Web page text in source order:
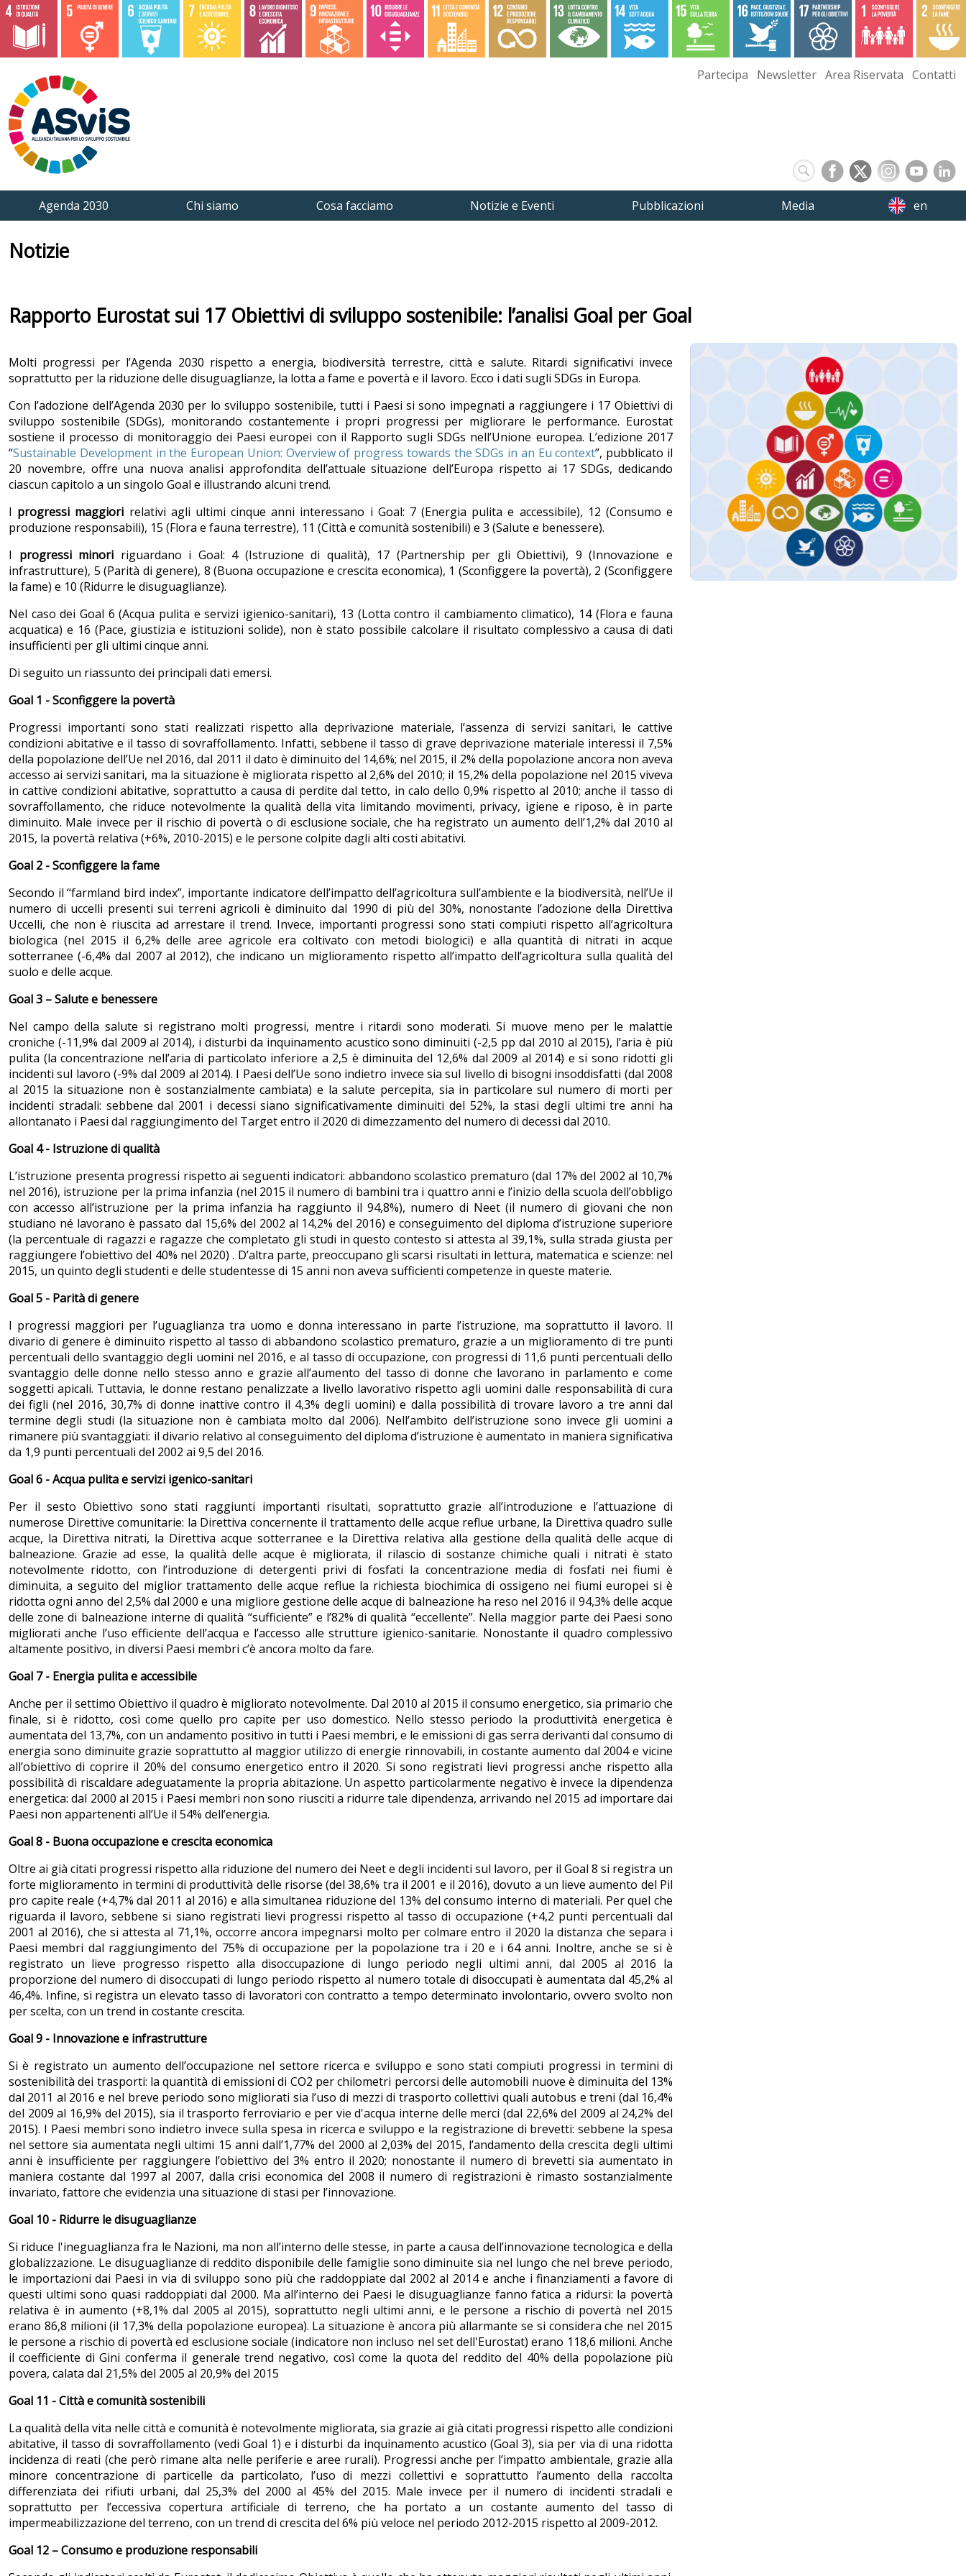
Partecipa Newsletter Area Riservata Contatti
Agenda 2030 Chi siamo Cosa facciamo Notizie e Eventi Pubblicazioni Media en
Notizie
Rapporto Eurostat sui 17 Obiettivi di sviluppo sostenibile: l’analisi Goal per Goal
Molti progressi per l’Agenda 2030 rispetto a energia, biodiversità terrestre, città e salute. Ritardi significativi invece
soprattutto per la riduzione delle disuguaglianze, la lotta a fame e povertà e il lavoro. Ecco i dati sugli SDGs in Europa.
Con l’adozione dell’Agenda 2030 per lo sviluppo sostenibile, tutti i Paesi si sono impegnati a raggiungere i 17 Obiettivi di
sviluppo sostenibile (SDGs), monitorando costantemente i propri progressi per migliorare le performance. Eurostat
sostiene il processo di monitoraggio dei Paesi europei con il Rapporto sugli SDGs nell’Unione europea. L’edizione 2017
“Sustainable Development in the European Union: Overview of progress towards the SDGs in an Eu context”, pubblicato il
20 novembre, offre una nuova analisi approfondita dell’attuale situazione dell’Europa rispetto ai 17 SDGs, dedicando
ciascun capitolo a un singolo Goal e illustrando alcuni trend.
I progressi maggiori relativi agli ultimi cinque anni interessano i Goal: 7 (Energia pulita e accessibile), 12 (Consumo e
produzione responsabili), 15 (Flora e fauna terrestre), 11 (Città e comunità sostenibili) e 3 (Salute e benessere).
I progressi minori riguardano i Goal: 4 (Istruzione di qualità), 17 (Partnership per gli Obiettivi), 9 (Innovazione e
infrastrutture), 5 (Parità di genere), 8 (Buona occupazione e crescita economica), 1 (Sconfiggere la povertà), 2 (Sconfiggere
la fame) e 10 (Ridurre le disuguaglianze).
Nel caso dei Goal 6 (Acqua pulita e servizi igienico-sanitari), 13 (Lotta contro il cambiamento climatico), 14 (Flora e fauna
acquatica) e 16 (Pace, giustizia e istituzioni solide), non è stato possibile calcolare il risultato complessivo a causa di dati
insufficienti per gli ultimi cinque anni.
Di seguito un riassunto dei principali dati emersi.
Goal 1 - Sconfiggere la povertà
Progressi importanti sono stati realizzati rispetto alla deprivazione materiale, l’assenza di servizi sanitari, le cattive
condizioni abitative e il tasso di sovraffollamento. Infatti, sebbene il tasso di grave deprivazione materiale interessi il 7,5%
della popolazione dell’Ue nel 2016, dal 2011 il dato è diminuito del 14,6%; nel 2015, il 2% della popolazione ancora non aveva
accesso ai servizi sanitari, ma la situazione è migliorata rispetto al 2,6% del 2010; il 15,2% della popolazione nel 2015 viveva
in cattive condizioni abitative, soprattutto a causa di perdite dal tetto, in calo dello 0,9% rispetto al 2010; anche il tasso di
sovraffollamento, che riduce notevolmente la qualità della vita limitando movimenti, privacy, igiene e riposo, è in parte
diminuito. Male invece per il rischio di povertà o di esclusione sociale, che ha registrato un aumento dell’1,2% dal 2010 al
2015, la povertà relativa (+6%, 2010-2015) e le persone colpite dagli alti costi abitativi.
Goal 2 - Sconfiggere la fame
Secondo il “farmland bird index”, importante indicatore dell’impatto dell’agricoltura sull’ambiente e la biodiversità, nell’Ue il
numero di uccelli presenti sui terreni agricoli è diminuito dal 1990 di più del 30%, nonostante l’adozione della Direttiva
Uccelli, che non è riuscita ad arrestare il trend. Invece, importanti progressi sono stati compiuti rispetto all’agricoltura
biologica (nel 2015 il 6,2% delle aree agricole era coltivato con metodi biologici) e alla quantità di nitrati in acque
sotterranee (-6,4% dal 2007 al 2012), che indicano un miglioramento rispetto all’impatto dell’agricoltura sulla qualità del
suolo e delle acque.
Goal 3 – Salute e benessere
Nel campo della salute si registrano molti progressi, mentre i ritardi sono moderati. Si muove meno per le malattie
croniche (-11,9% dal 2009 al 2014), i disturbi da inquinamento acustico sono diminuiti (-2,5 pp dal 2010 al 2015), l’aria è più
pulita (la concentrazione nell’aria di particolato inferiore a 2,5 è diminuita del 12,6% dal 2009 al 2014) e si sono ridotti gli
incidenti sul lavoro (-9% dal 2009 al 2014). I Paesi dell’Ue sono indietro invece sia sul livello di bisogni insoddisfatti (dal 2008
al 2015 la situazione non è sostanzialmente cambiata) e la salute percepita, sia in particolare sul numero di morti per
incidenti stradali: sebbene dal 2001 i decessi siano significativamente diminuiti del 52%, la stasi degli ultimi tre anni ha
allontanato i Paesi dal raggiungimento del Target entro il 2020 di dimezzamento del numero di decessi dal 2010.
Goal 4 - Istruzione di qualità
L’istruzione presenta progressi rispetto ai seguenti indicatori: abbandono scolastico prematuro (dal 17% del 2002 al 10,7%
nel 2016), istruzione per la prima infanzia (nel 2015 il numero di bambini tra i quattro anni e l’inizio della scuola dell’obbligo
con accesso all’istruzione per la prima infanzia ha raggiunto il 94,8%), numero di Neet (il numero di giovani che non
studiano né lavorano è passato dal 15,6% del 2002 al 14,2% del 2016) e conseguimento del diploma d’istruzione superiore
(la percentuale di ragazzi e ragazze che completato gli studi in questo contesto si attesta al 39,1%, sulla strada giusta per
raggiungere l’obiettivo del 40% nel 2020) . D’altra parte, preoccupano gli scarsi risultati in lettura, matematica e scienze: nel
2015, un quinto degli studenti e delle studentesse di 15 anni non aveva sufficienti competenze in queste materie.
Goal 5 - Parità di genere
I progressi maggiori per l’uguaglianza tra uomo e donna interessano in parte l’istruzione, ma soprattutto il lavoro. Il
divario di genere è diminuito rispetto al tasso di abbandono scolastico prematuro, grazie a un miglioramento di tre punti
percentuali dello svantaggio degli uomini nel 2016, e al tasso di occupazione, con progressi di 11,6 punti percentuali dello
svantaggio delle donne nello stesso anno e grazie all’aumento del tasso di donne che lavorano in parlamento e come
soggetti apicali. Tuttavia, le donne restano penalizzate a livello lavorativo rispetto agli uomini dalle responsabilità di cura
dei figli (nel 2016, 30,7% di donne inattive contro il 4,3% degli uomini) e dalla possibilità di trovare lavoro a tre anni dal
termine degli studi (la situazione non è cambiata molto dal 2006). Nell’ambito dell’istruzione sono invece gli uomini a
rimanere più svantaggiati: il divario relativo al conseguimento del diploma d’istruzione è aumentato in maniera significativa
da 1,9 punti percentuali del 2002 ai 9,5 del 2016.
Goal 6 - Acqua pulita e servizi igenico-sanitari
Per il sesto Obiettivo sono stati raggiunti importanti risultati, soprattutto grazie all’introduzione e l’attuazione di
numerose Direttive comunitarie: la Direttiva concernente il trattamento delle acque reflue urbane, la Direttiva quadro sulle
acque, la Direttiva nitrati, la Direttiva acque sotterranee e la Direttiva relativa alla gestione della qualità delle acque di
balneazione. Grazie ad esse, la qualità delle acque è migliorata, il rilascio di sostanze chimiche quali i nitrati è stato
notevolmente ridotto, con l’introduzione di detergenti privi di fosfati la concentrazione media di fosfati nei fiumi è
diminuita, a seguito del miglior trattamento delle acque reflue la richiesta biochimica di ossigeno nei fiumi europei si è
ridotta ogni anno del 2,5% dal 2000 e una migliore gestione delle acque di balneazione ha reso nel 2016 il 94,3% delle acque
delle zone di balneazione interne di qualità “sufficiente” e l’82% di qualità “eccellente”. Nella maggior parte dei Paesi sono
migliorati anche l’uso efficiente dell’acqua e l’accesso alle strutture igienico-sanitarie. Nonostante il quadro complessivo
altamente positivo, in diversi Paesi membri c’è ancora molto da fare.
Goal 7 - Energia pulita e accessibile
Anche per il settimo Obiettivo il quadro è migliorato notevolmente. Dal 2010 al 2015 il consumo energetico, sia primario che
finale, si è ridotto, così come quello pro capite per uso domestico. Nello stesso periodo la produttività energetica è
aumentata del 13,7%, con un andamento positivo in tutti i Paesi membri, e le emissioni di gas serra derivanti dal consumo di
energia sono diminuite grazie soprattutto al maggior utilizzo di energie rinnovabili, in costante aumento dal 2004 e vicine
all’obiettivo di coprire il 20% del consumo energetico entro il 2020. Si sono registrati lievi progressi anche rispetto alla
possibilità di riscaldare adeguatamente la propria abitazione. Un aspetto particolarmente negativo è invece la dipendenza
energetica: dal 2000 al 2015 i Paesi membri non sono riusciti a ridurre tale dipendenza, arrivando nel 2015 ad importare dai
Paesi non appartenenti all’Ue il 54% dell’energia.
Goal 8 - Buona occupazione e crescita economica
Oltre ai già citati progressi rispetto alla riduzione del numero dei Neet e degli incidenti sul lavoro, per il Goal 8 si registra un
forte miglioramento in termini di produttività delle risorse (del 38,6% tra il 2001 e il 2016), dovuto a un lieve aumento del Pil
pro capite reale (+4,7% dal 2011 al 2016) e alla simultanea riduzione del 13% del consumo interno di materiali. Per quel che
riguarda il lavoro, sebbene si siano registrati lievi progressi rispetto al tasso di occupazione (+4,2 punti percentuali dal
2001 al 2016), che si attesta al 71,1%, occorre ancora impegnarsi molto per colmare entro il 2020 la distanza che separa i
Paesi membri dal raggiungimento del 75% di occupazione per la popolazione tra i 20 e i 64 anni. Inoltre, anche se si è
registrato un lieve progresso rispetto alla disoccupazione di lungo periodo negli ultimi anni, dal 2005 al 2016 la
proporzione del numero di disoccupati di lungo periodo rispetto al numero totale di disoccupati è aumentata dal 45,2% al
46,4%. Infine, si registra un elevato tasso di lavoratori con contratto a tempo determinato involontario, ovvero svolto non
per scelta, con un trend in costante crescita.
Goal 9 - Innovazione e infrastrutture
Si è registrato un aumento dell’occupazione nel settore ricerca e sviluppo e sono stati compiuti progressi in termini di
sostenibilità dei trasporti: la quantità di emissioni di CO2 per chilometri percorsi delle automobili nuove è diminuita del 13%
dal 2011 al 2016 e nel breve periodo sono migliorati sia l’uso di mezzi di trasporto collettivi quali autobus e treni (dal 16,4%
del 2009 al 16,9% del 2015), sia il trasporto ferroviario e per vie d'acqua interne delle merci (dal 22,6% del 2009 al 24,2% del
2015). I Paesi membri sono indietro invece sulla spesa in ricerca e sviluppo e la registrazione di brevetti: sebbene la spesa
nel settore sia aumentata negli ultimi 15 anni dall’1,77% del 2000 al 2,03% del 2015, l’andamento della crescita degli ultimi
anni è insufficiente per raggiungere l’obiettivo del 3% entro il 2020; nonostante il numero di brevetti sia aumentato in
maniera costante dal 1997 al 2007, dalla crisi economica del 2008 il numero di registrazioni è rimasto sostanzialmente
invariato, fattore che evidenzia una situazione di stasi per l’innovazione.
Goal 10 - Ridurre le disuguaglianze
Si riduce l'ineguaglianza fra le Nazioni, ma non all’interno delle stesse, in parte a causa dell’innovazione tecnologica e della
globalizzazione. Le disuguaglianze di reddito disponibile delle famiglie sono diminuite sia nel lungo che nel breve periodo,
le importazioni dai Paesi in via di sviluppo sono più che raddoppiate dal 2002 al 2014 e anche i finanziamenti a favore di
questi ultimi sono quasi raddoppiati dal 2000. Ma all’interno dei Paesi le disuguaglianze fanno fatica a ridursi: la povertà
relativa è in aumento (+8,1% dal 2005 al 2015), soprattutto negli ultimi anni, e le persone a rischio di povertà nel 2015
erano 86,8 milioni (il 17,3% della popolazione europea). La situazione è ancora più allarmante se si considera che nel 2015
le persone a rischio di povertà ed esclusione sociale (indicatore non incluso nel set dell'Eurostat) erano 118,6 milioni. Anche
il coefficiente di Gini conferma il generale trend negativo, così come la quota del reddito del 40% della popolazione più
povera, calata dal 21,5% del 2005 al 20,9% del 2015
Goal 11 - Città e comunità sostenibili
La qualità della vita nelle città e comunità è notevolmente migliorata, sia grazie ai già citati progressi rispetto alle condizioni
abitative, il tasso di sovraffollamento (vedi Goal 1) e i disturbi da inquinamento acustico (Goal 3), sia per via di una ridotta
incidenza di reati (che però rimane alta nelle periferie e aree rurali). Progressi anche per l’impatto ambientale, grazie alla
minore concentrazione di particelle da particolato, l’uso di mezzi collettivi e soprattutto l’aumento della raccolta
differenziata dei rifiuti urbani, dal 25,3% del 2000 al 45% del 2015. Male invece per il numero di incidenti stradali e
soprattutto per l’eccessiva copertura artificiale di terreno, che ha portato a un costante aumento del tasso di
impermeabilizzazione del terreno, con un trend di crescita del 6% più veloce nel periodo 2012-2015 rispetto al 2009-2012.
Goal 12 – Consumo e produzione responsabili